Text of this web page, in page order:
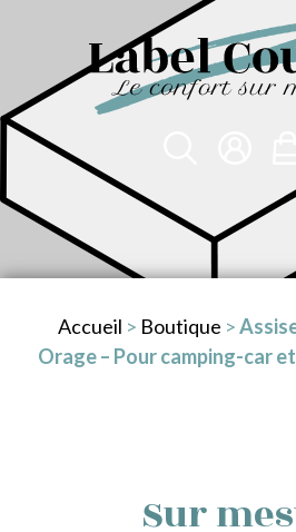
Accueil > Boutique >
Orage – Pour camping-car
Sur